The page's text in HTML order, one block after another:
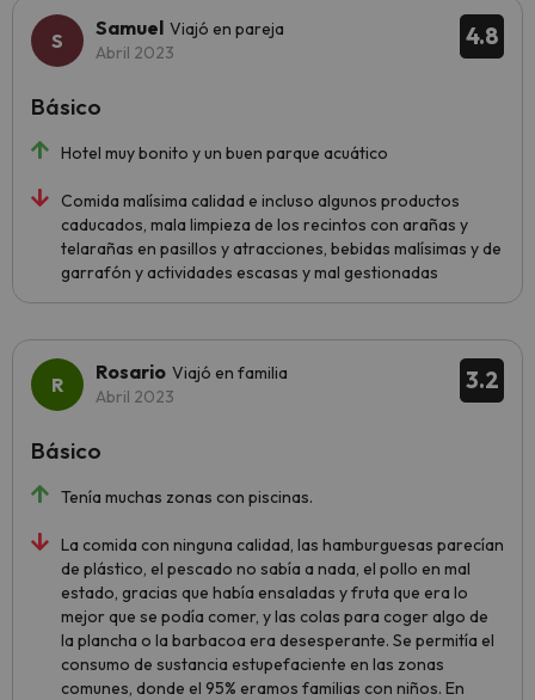
4.8
Samuel Viajó en pareja
Abril 2023
Hotel muy bonito y un buen parque acuático
Comida malísima calidad e incluso algunos productos
caducados, mala limpieza de los recintos con arañas y
telarañas en pasillos y atracciones, bebidas malísimas y de
garrafón y actividades escasas y mal gestionadas
Básico
3.2
Rosario Viajó en familia
Abril 2023
Tenía muchas zonas con piscinas.
La comida con ninguna calidad, las hamburguesas parecían
de plástico, el pescado no sabía a nada, el pollo en mal
estado, gracias que había ensaladas y fruta que era lo
mejor que se podía comer, y las colas para coger algo de
la plancha o la barbacoa era desesperante. Se permitía el
consumo de sustancia estupefaciente en las zonas
comunes, donde el 95% eramos familias con niños. En
Básico